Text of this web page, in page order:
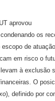
aprovou
os
de
em risco o
à exclusão
O
), definido por